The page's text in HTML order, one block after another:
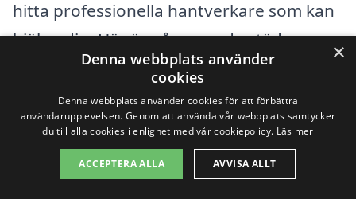
hitta professionella hantverkare som kan
hjälpa dig. Här är några av de städer som
du kan överväga:
Halmstad
Varberg
×
Denna webbplats använder
cookies
Denna webbplats använder cookies för att förbättra
användarupplevelsen. Genom att använda vår webbplats samtycker
du till alla cookies i enlighet med vår cookiepolicy. Läs mer
ACCEPTERA ALLA AVVISA ALLT